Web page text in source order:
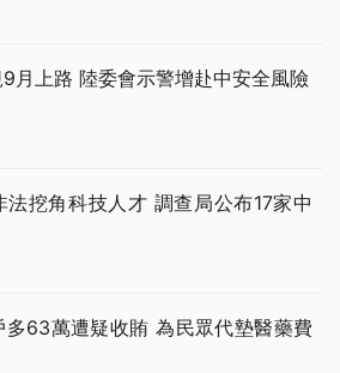
月上路 陸委會示警增赴中安全風險
法挖角科技人才 調查局公布17家中
多63萬遭疑收賄 為民眾代墊醫藥費